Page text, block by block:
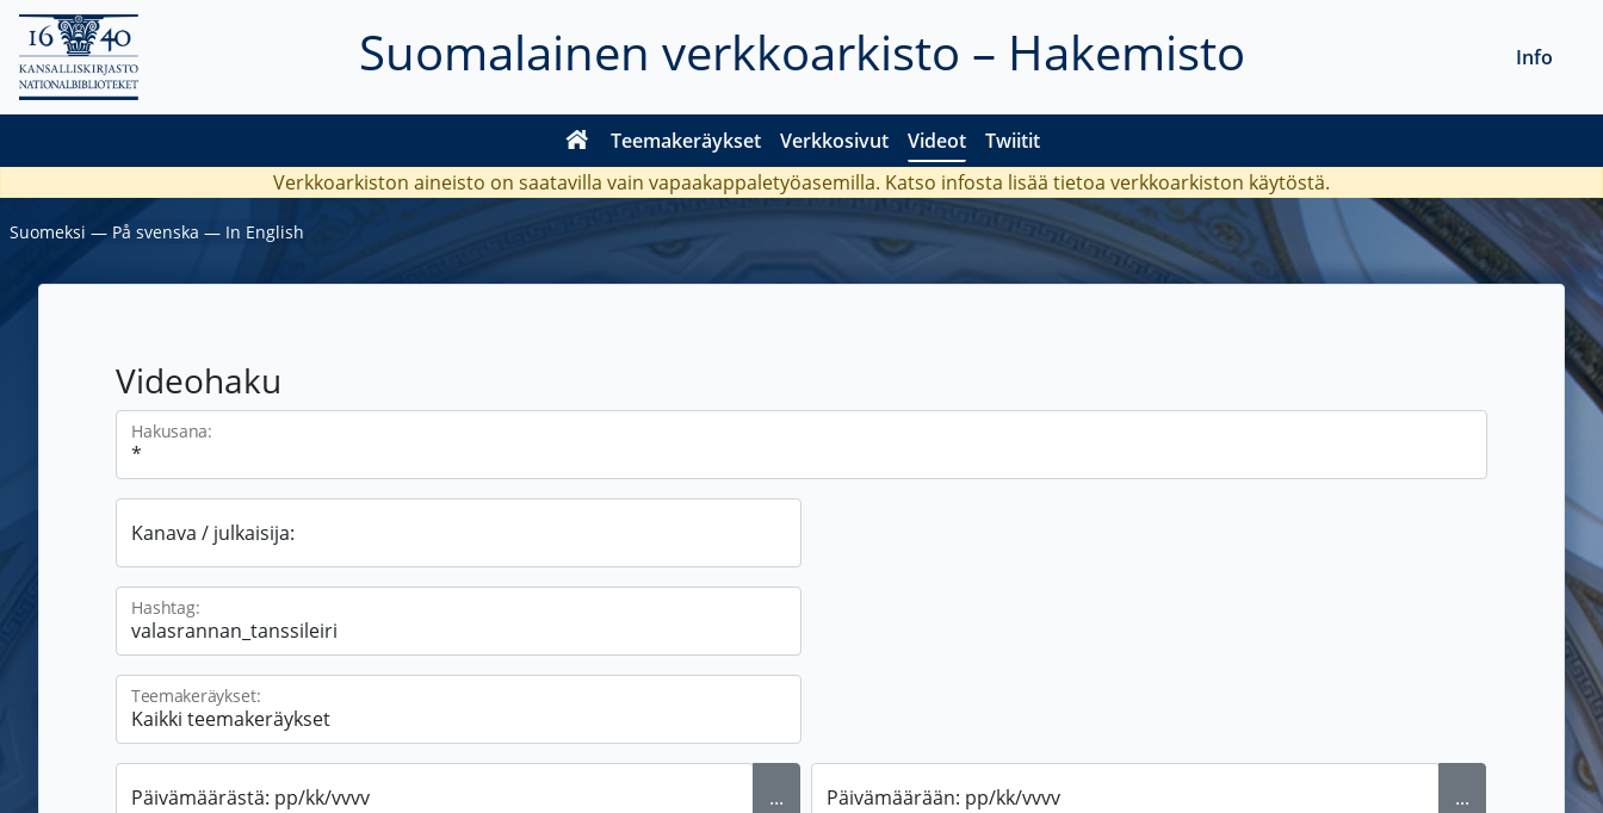
Suomalainen verkkoarkisto – Hakemisto
Teemakeräykset Verkkosivut Videot Twiitit
Info
Verkkoarkiston aineisto on saatavilla vain vapaakappaletyöasemilla. Katso infosta lisää tietoa verkkoarkiston käytöstä.
Suomeksi ― På svenska ― In English
Videohaku
Hakusana:
Kanava / julkaisija:
Hashtag:
Teemakeräykset:
Päivämäärästä: pp/kk/vvvv ... Päivämäärään: pp/kk/vvvv ...